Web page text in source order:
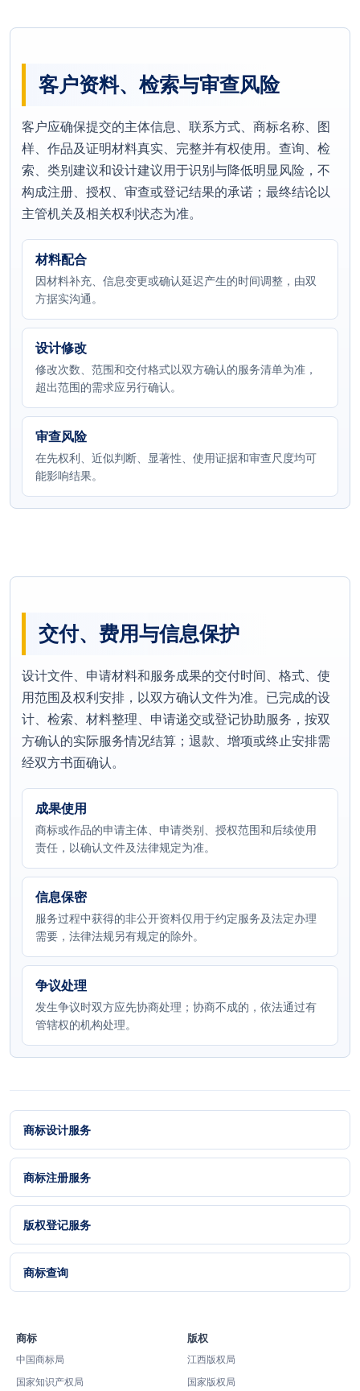
客户资料、检索与审查风险
客户应确保提交的主体信息、联系方式、商标名称、图
样、作品及证明材料真实、完整并有权使用。查询、检
索、类别建议和设计建议用于识别与降低明显风险，不
构成注册、授权、审查或登记结果的承诺；最终结论以
主管机关及相关权利状态为准。
材料配合
因材料补充、信息变更或确认延迟产生的时间调整，由双
方据实沟通。
设计修改
修改次数、范围和交付格式以双方确认的服务清单为准，
超出范围的需求应另行确认。
审查风险
在先权利、近似判断、显著性、使用证据和审查尺度均可
能影响结果。
交付、费用与信息保护
设计文件、申请材料和服务成果的交付时间、格式、使
用范围及权利安排，以双方确认文件为准。已完成的设
计、检索、材料整理、申请递交或登记协助服务，按双
方确认的实际服务情况结算；退款、增项或终止安排需
经双方书面确认。
成果使用
商标或作品的申请主体、申请类别、授权范围和后续使用
责任，以确认文件及法律规定为准。
信息保密
服务过程中获得的非公开资料仅用于约定服务及法定办理
需要，法律法规另有规定的除外。
争议处理
发生争议时双方应先协商处理；协商不成的，依法通过有
管辖权的机构处理。
商标设计服务
商标注册服务
版权登记服务
商标查询
商标
中国商标局
国家知识产权局
版权
江西版权局
国家版权局